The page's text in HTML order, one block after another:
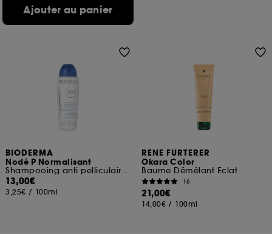
Ajouter au panier
BIODERMA
Nodé P Normalisant
Shampooing anti pelliculaire tous types de cheveux
13,00€
3,25€ / 100ml
RENE FURTERER
Okara Color
Baume Démêlant Eclat
16
21,00€
14,00€ / 100ml